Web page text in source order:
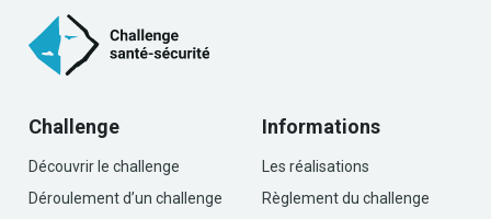
Challenge
Découvrir le challenge
Déroulement d’un challenge
Informations
Les réalisations
Règlement du challenge